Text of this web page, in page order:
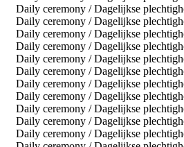
Daily ceremony / Dagelijkse
Daily ceremony / Dagelijkse
Daily ceremony / Dagelijkse
Daily ceremony / Dagelijkse
Daily ceremony / Dagelijkse
Daily ceremony / Dagelijkse
Daily ceremony / Dagelijkse
Daily ceremony / Dagelijkse
Daily ceremony / Dagelijkse
Daily ceremony / Dagelijkse
Daily ceremony / Dagelijkse